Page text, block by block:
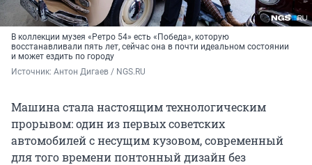
В коллекции музея «Ретро 54» есть «Победа», которую
восстанавливали пять лет, сейчас она в почти идеальном состоянии
и может ездить по городу
Источник: Антон Дигаев / NGS.RU
Машина стала настоящим технологическим
прорывом: один из первых советских
автомобилей с несущим кузовом, современный
для того времени понтонный дизайн без